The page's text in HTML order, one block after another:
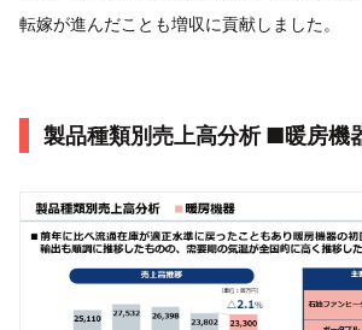
転嫁が進んだことも増収に貢献しました。
製品種類別売上高分析 ■暖房機